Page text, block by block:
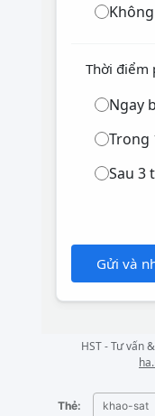
Không
Thời điểm
Ngay
Trong
Sau 3
Gửi và
HST - Tư vấn
Thẻ: khao-sat